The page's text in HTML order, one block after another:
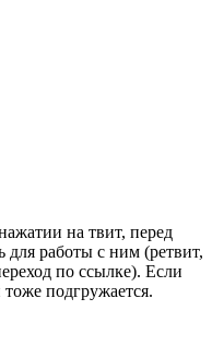
на твит, перед
для работы с ним (ретвит,
по ссылке). Если
тоже подгружается.